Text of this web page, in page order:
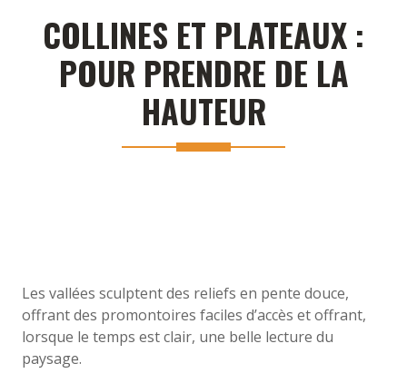
COLLINES ET PLATEAUX :
POUR PRENDRE DE LA
HAUTEUR
Les vallées sculptent des reliefs en pente douce,
offrant des promontoires faciles d’accès et offrant,
lorsque le temps est clair, une belle lecture du
paysage.